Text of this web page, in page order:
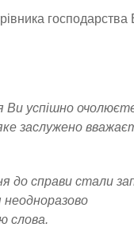
господарства
Ви успішно
заслужено
до справи стали
неодноразово
слова.